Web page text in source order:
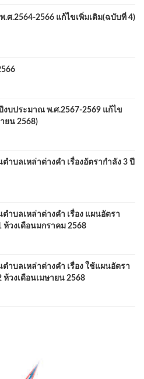
ศ.2564-2566 แก้ไขเพิ่มเติม(ฉบับที่ 4)
บประมาณ พ.ศ.2567-2569 แก้ไข
ยน 2568)
บลเหล่าต่างคำ เรื่องอัตรากำลัง 3 ปี
ำบลเหล่าต่างคำ เรื่อง แผนอัตรา
ห้วงเดือนมกราคม 2568
ำบลเหล่าต่างคำ เรื่อง ใช้แผนอัตรา
ห้วงเดือนเมษายน 2568